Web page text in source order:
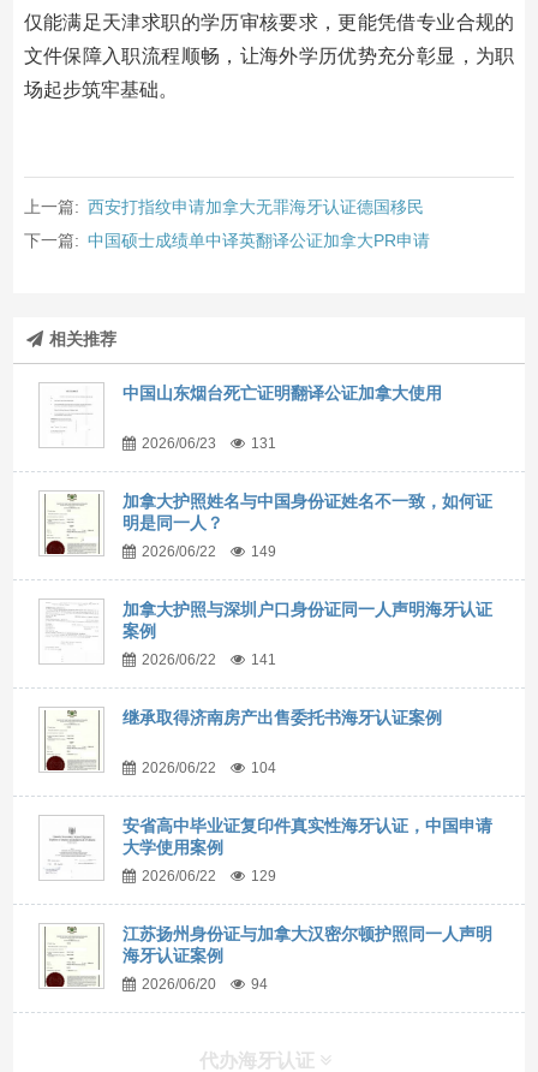
仅能满足天津求职的学历审核要求，更能凭借专业合规的
文件保障入职流程顺畅，让海外学历优势充分彰显，为职
场起步筑牢基础。
上一篇: 西安打指纹申请加拿大无罪海牙认证德国移民
下一篇: 中国硕士成绩单中译英翻译公证加拿大PR申请
相关推荐
中国山东烟台死亡证明翻译公证加拿大使用
2026/06/23 131
加拿大护照姓名与中国身份证姓名不一致，如何证
明是同一人？
2026/06/22 149
加拿大护照与深圳户口身份证同一人声明海牙认证
案例
2026/06/22 141
继承取得济南房产出售委托书海牙认证案例
2026/06/22 104
安省高中毕业证复印件真实性海牙认证，中国申请
大学使用案例
2026/06/22 129
江苏扬州身份证与加拿大汉密尔顿护照同一人声明
海牙认证案例
2026/06/20 94
代办海牙认证